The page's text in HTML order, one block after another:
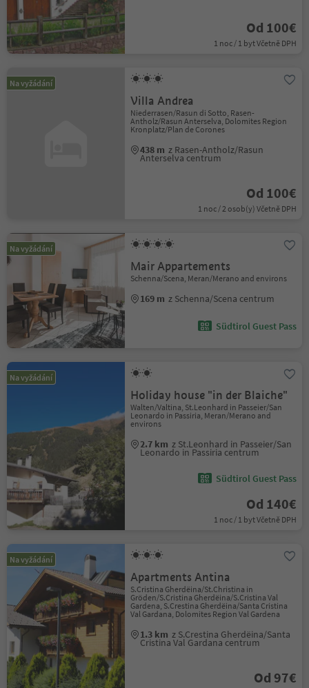
Od 100€
1 noc / 1 byt Včetně DPH
Na vyžádání
Villa Andrea
Niederrasen/Rasun di Sotto, Rasen-
Antholz/Rasun Anterselva, Dolomites Region
Kronplatz/Plan de Corones
438 m z Rasen-Antholz/Rasun
Anterselva centrum
Od 100€
1 noc / 2 osob(y) Včetně DPH
Na vyžádání
Mair Appartements
Schenna/Scena, Meran/Merano and environs
169 m z Schenna/Scena centrum
Südtirol Guest Pass
Na vyžádání
Holiday house "in der Blaiche"
Walten/Valtina, St.Leonhard in Passeier/San
Leonardo in Passiria, Meran/Merano and
environs
2.7 km z St.Leonhard in Passeier/San
Leonardo in Passiria centrum
Südtirol Guest Pass
Od 140€
1 noc / 1 byt Včetně DPH
Na vyžádání
Apartments Antina
S.Cristina Gherdëina/St.Christina in
Gröden/S.Cristina Gherdëina/S.Cristina Val
Gardena, S.Crestina Gherdëina/Santa Cristina
Val Gardana, Dolomites Region Val Gardena
1.3 km z S.Crestina Gherdëina/Santa
Cristina Val Gardana centrum
Od 97€